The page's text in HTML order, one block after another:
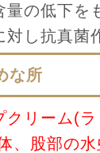
量の低下を
対し抗真菌
な所
クリーム(
、股部の